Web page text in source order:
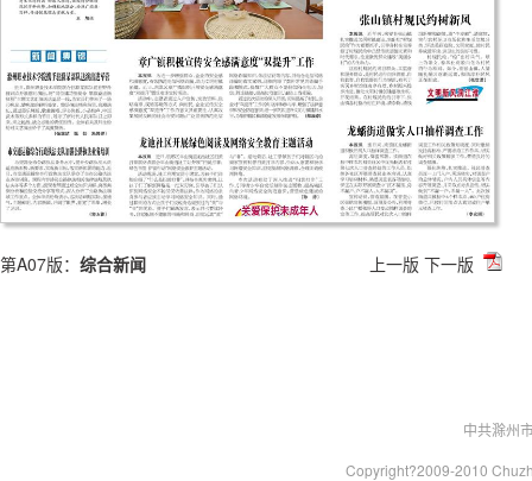
第A07版： 综合新闻 上一版 下一版
中共滁州
Copyright?2009-2010